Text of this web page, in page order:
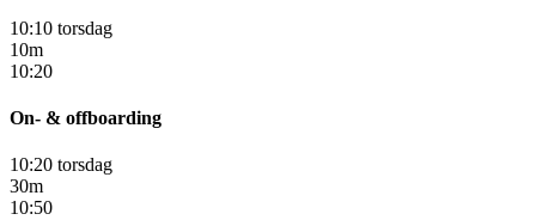
10:10 torsdag
10m
10:20
On- & offboarding
10:20 torsdag
30m
10:50